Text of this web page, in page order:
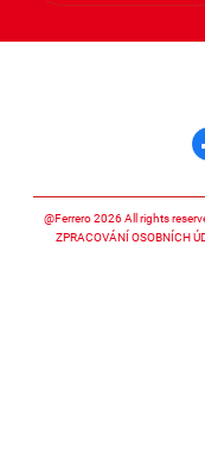
@Ferrero 2026 All rights
ZPRACOVÁNÍ OSOBNÍCH